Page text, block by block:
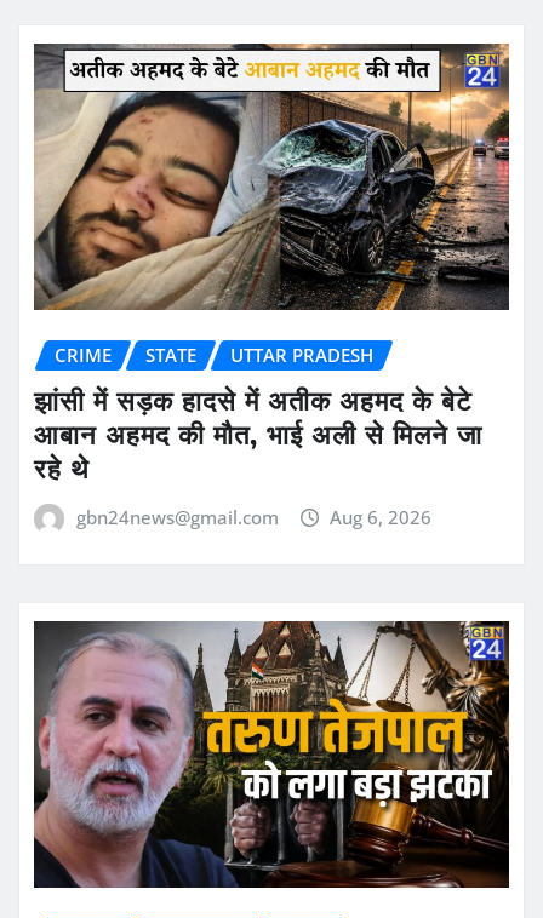
CRIME STATE UTTAR PRADESH
झांसी में सड़क हादसे में अतीक अहमद के बेटे
आबान अहमद की मौत, भाई अली से मिलने जा
रहे थे
gbn24news@gmail.com Aug 6, 2026